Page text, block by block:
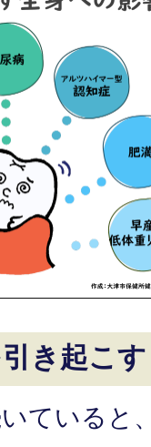
き起こす
ていると